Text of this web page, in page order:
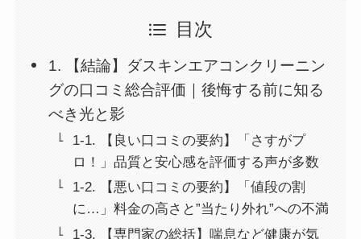
目次
1. 【結論】ダスキンエアコンクリーニン
グの口コミ総合評価｜後悔する前に知る
べき光と影
1-1. 【良い口コミの要約】「さすがプ
ロ！」品質と安心感を評価する声が多数
1-2. 【悪い口コミの要約】「値段の割
に…」料金の高さと”当たり外れ”への不満
1-3. 【専門家の総括】喘息など健康が気